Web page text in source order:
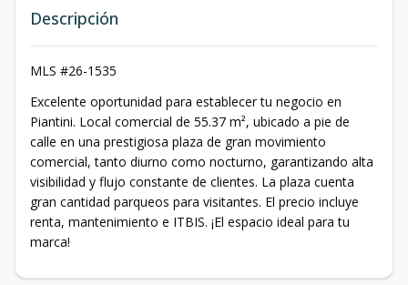
Descripción
MLS #26-1535
Excelente oportunidad para establecer tu negocio en
Piantini. Local comercial de 55.37 m², ubicado a pie de
calle en una prestigiosa plaza de gran movimiento
comercial, tanto diurno como nocturno, garantizando alta
visibilidad y flujo constante de clientes. La plaza cuenta
gran cantidad parqueos para visitantes. El precio incluye
renta, mantenimiento e ITBIS. ¡El espacio ideal para tu
marca!